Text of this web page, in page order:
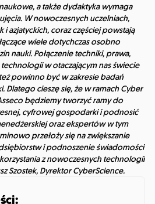
a także dydaktyka wymaga
W nowoczesnych uczelniach,
i azjatyckich, coraz częściej powstają
wiele dotychczas osobno
nauki. Połączenie techniki, prawa,
w otaczającym nas świecie
powinno być w zakresie badań
Dlatego cieszę się, że w ramach Cyber
będziemy tworzyć ramy do
cyfrowej gospodarki i podnosić
oraz ekspertów w tym
przełoży się na zwiększanie
i podnoszenie świadomości
z nowoczesnych technologii
Szostek, Dyrektor CyberScience.